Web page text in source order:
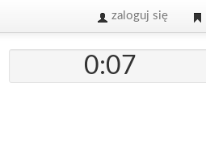
zaloguj się
0:07